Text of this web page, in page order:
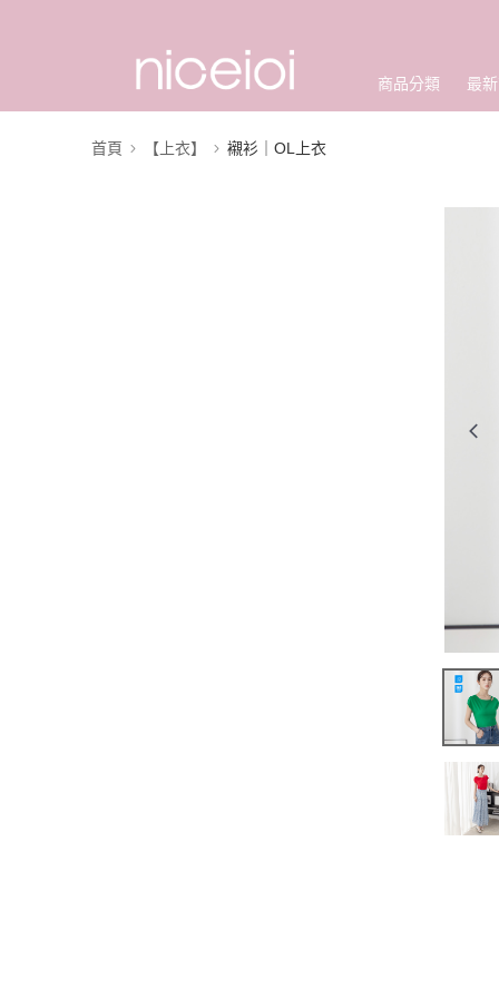
商品分類 最
首頁 【上衣】 襯衫｜OL上衣